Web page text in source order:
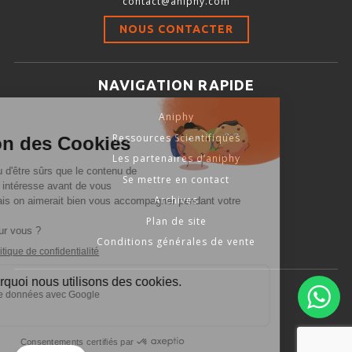
Stimulation-évaluation Thermique
ACTIVITÉ LOCOMOTRICE ET EXPLORATOIRE
COORDINATION ET SENSORI-MOTEUR
RYTHMES CIRCADIENS
DÉVELOPPEMENTS À FAÇON
PORTIQUES & STATIONS D’ANÉSTHÉSIE
ASPIRATEURS ET CARTOUCHES CHARBON ACTIF
ÉVAPORATEURS
NOUS CONTACTER
NAVIGATION RAPIDE
Aniphy
Ressources Scientifiques
Les partenaires d’aniphy
Se mettre en contact
Archives
Plan de site
Conditions générales de vente